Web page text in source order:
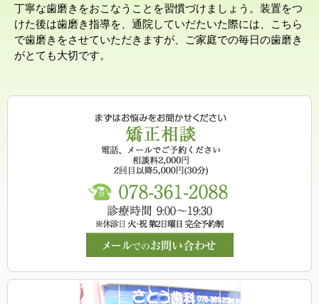
丁寧な歯磨きをおこなうことを習慣づけましょう。装置をつ
けた後は歯磨き指導を、通院していだたいた際には、こちら
で歯磨きをさせていただきますが、ご家庭での毎日の歯磨き
がとても大切です。